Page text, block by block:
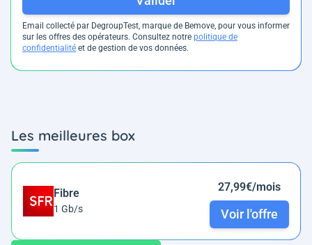
Email collecté par DegroupTest, marque de Bemove, pour vous informer
sur les offres des opérateurs. Consultez notre politique de
confidentialité et de gestion de vos données.
Les meilleures box
Fibre
1 Gb/s
27,99€/mois
Voir l'offre